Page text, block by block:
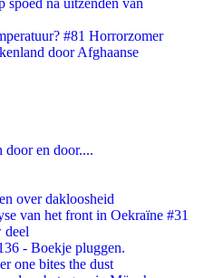
spoed na uitzenden van
#81 Horrorzomer
door Afghaanse
door en door....
over dakloosheid
van het front in Oekraïne #31
deel
- Boekje pluggen.
one bites the dust